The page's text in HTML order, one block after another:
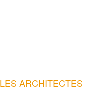
ARCHITECTES